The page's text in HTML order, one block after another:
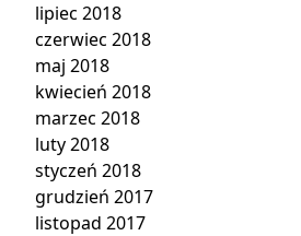
lipiec 2018
czerwiec 2018
maj 2018
kwiecień 2018
marzec 2018
luty 2018
styczeń 2018
grudzień 2017
listopad 2017